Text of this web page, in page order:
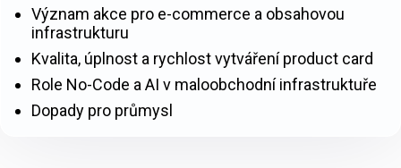
Význam akce pro e-commerce a obsahovou
infrastrukturu
Kvalita, úplnost a rychlost vytváření product card
Role No-Code a AI v maloobchodní infrastruktuře
Dopady pro průmysl